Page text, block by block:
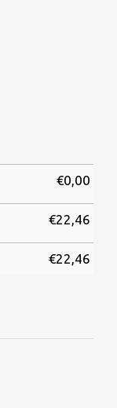
€0,00
€22,46
€22,46